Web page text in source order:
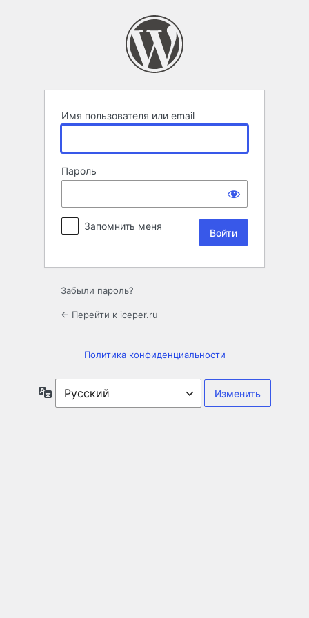
Имя пользователя или email
Пароль
Запомнить меня
Забыли пароль?
← Перейти к iceper.ru
Политика конфиденциальности
Язык